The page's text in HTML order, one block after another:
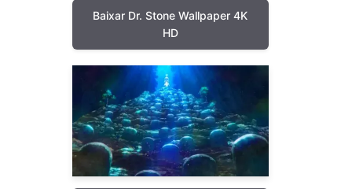
Baixar Dr. Stone Wallpaper 4K
HD